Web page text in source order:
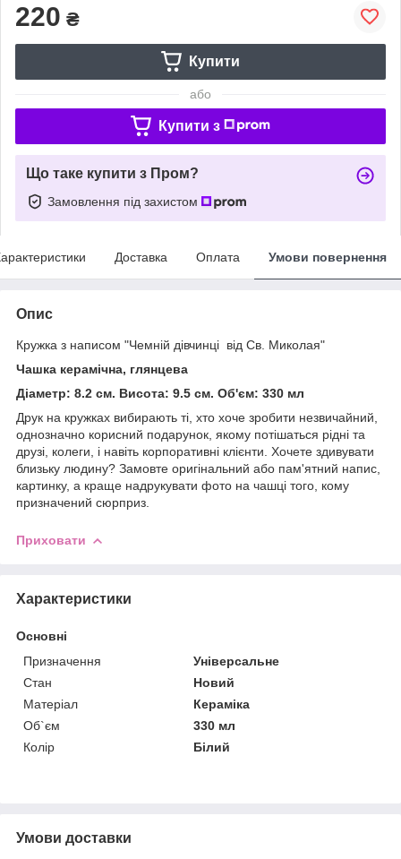
220 ₴
Купити
або
Купити з
Що таке купити з Пром?
Замовлення під захистом
Доставка Оплата Умови повернення
Опис
Кружка з написом "Чемній дівчинці від Св. Миколая"
Чашка керамічна, глянцева
Діаметр: 8.2 см. Висота: 9.5 см. Об'єм: 330 мл
Друк на кружках вибирають ті, хто хоче зробити незвичайний,
однозначно корисний подарунок, якому потішаться рідні та
друзі, колеги, і навіть корпоративні клієнти. Хочете здивувати
близьку людину? Замовте оригінальний або пам'ятний напис,
картинку, а краще надрукувати фото на чашці того, кому
призначений сюрприз.
Приховати
Характеристики
Основні
Призначення
Універсальне
Стан
Новий
Матеріал
Кераміка
Об`єм
330 мл
Колір
Білий
Умови доставки